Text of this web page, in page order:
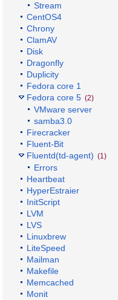
Stream
CentOS4
Chrony
ClamAV
Disk
Dragonfly
Duplicity
Fedora core 1
Fedora core 5 (2)
VMware server
samba3.0
Firecracker
Fluent-Bit
Fluentd(td-agent) (1)
Errors
Heartbeat
HyperEstraier
InitScript
LVM
LVS
Linuxbrew
LiteSpeed
Mailman
Makefile
Memcached
Monit